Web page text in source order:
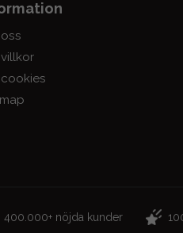
400.000+ nöjda kunder